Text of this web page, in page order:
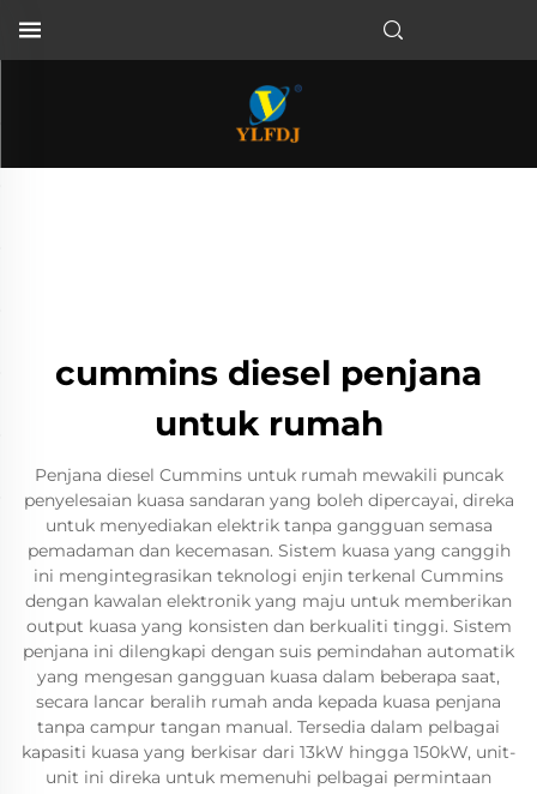
cummins diesel penjana
untuk rumah
Penjana diesel Cummins untuk rumah mewakili puncak
penyelesaian kuasa sandaran yang boleh dipercayai, direka
untuk menyediakan elektrik tanpa gangguan semasa
pemadaman dan kecemasan. Sistem kuasa yang canggih
ini mengintegrasikan teknologi enjin terkenal Cummins
dengan kawalan elektronik yang maju untuk memberikan
output kuasa yang konsisten dan berkualiti tinggi. Sistem
penjana ini dilengkapi dengan suis pemindahan automatik
yang mengesan gangguan kuasa dalam beberapa saat,
secara lancar beralih rumah anda kepada kuasa penjana
tanpa campur tangan manual. Tersedia dalam pelbagai
kapasiti kuasa yang berkisar dari 13kW hingga 150kW, unit-
unit ini direka untuk memenuhi pelbagai permintaan